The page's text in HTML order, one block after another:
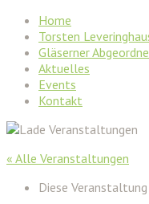
Home
Torsten
Gläserner
Aktuelles
Events
Kontakt
« Alle Veranstaltungen
Diese